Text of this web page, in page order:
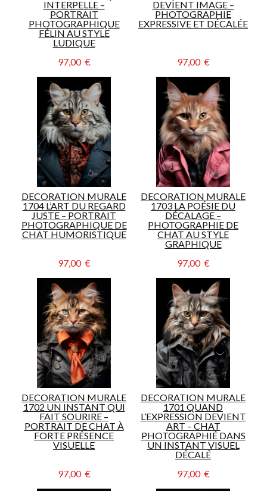
INTERPELLE –
PORTRAIT
PHOTOGRAPHIQUE
FÉLIN AU STYLE
LUDIQUE
97,00  €
DEVIENT IMAGE –
PHOTOGRAPHIE
EXPRESSIVE ET DÉCALÉE
97,00  €
DECORATION MURALE
1704 L’ART DU REGARD
JUSTE – PORTRAIT
PHOTOGRAPHIQUE DE
CHAT HUMORISTIQUE
97,00  €
DECORATION MURALE
1703 LA POÉSIE DU
DÉCALAGE –
PHOTOGRAPHIE DE
CHAT AU STYLE
GRAPHIQUE
97,00  €
DECORATION MURALE
1702 UN INSTANT QUI
FAIT SOURIRE –
PORTRAIT DE CHAT À
FORTE PRÉSENCE
VISUELLE
97,00  €
DECORATION MURALE
1701 QUAND
L’EXPRESSION DEVIENT
ART – CHAT
PHOTOGRAPHIÉ DANS
UN INSTANT VISUEL
DÉCALÉ
97,00  €